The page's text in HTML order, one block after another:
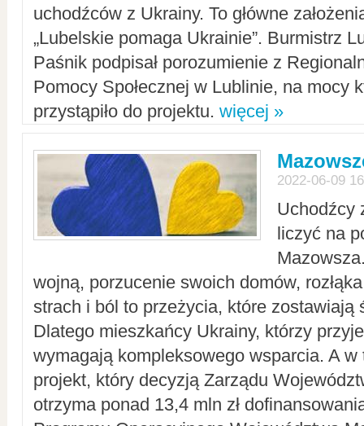
uchodźców z Ukrainy. To główne
„Lubelskie pomaga Ukrainie”. Burmistrz
Paśnik podpisał porozumienie z
Pomocy Społecznej w Lublinie, na mocy
przystąpiło do projektu. więcej »
2022-06-09
Uchodźcy
liczyć na
wojną, porzucenie swoich domów,
strach i ból to przeżycia, które zostawiają
Dlatego mieszkańcy Ukrainy, którzy
wymagają kompleksowego wsparcia. A w
projekt, który decyzją Zarządu
otrzyma ponad 13,4 mln zł